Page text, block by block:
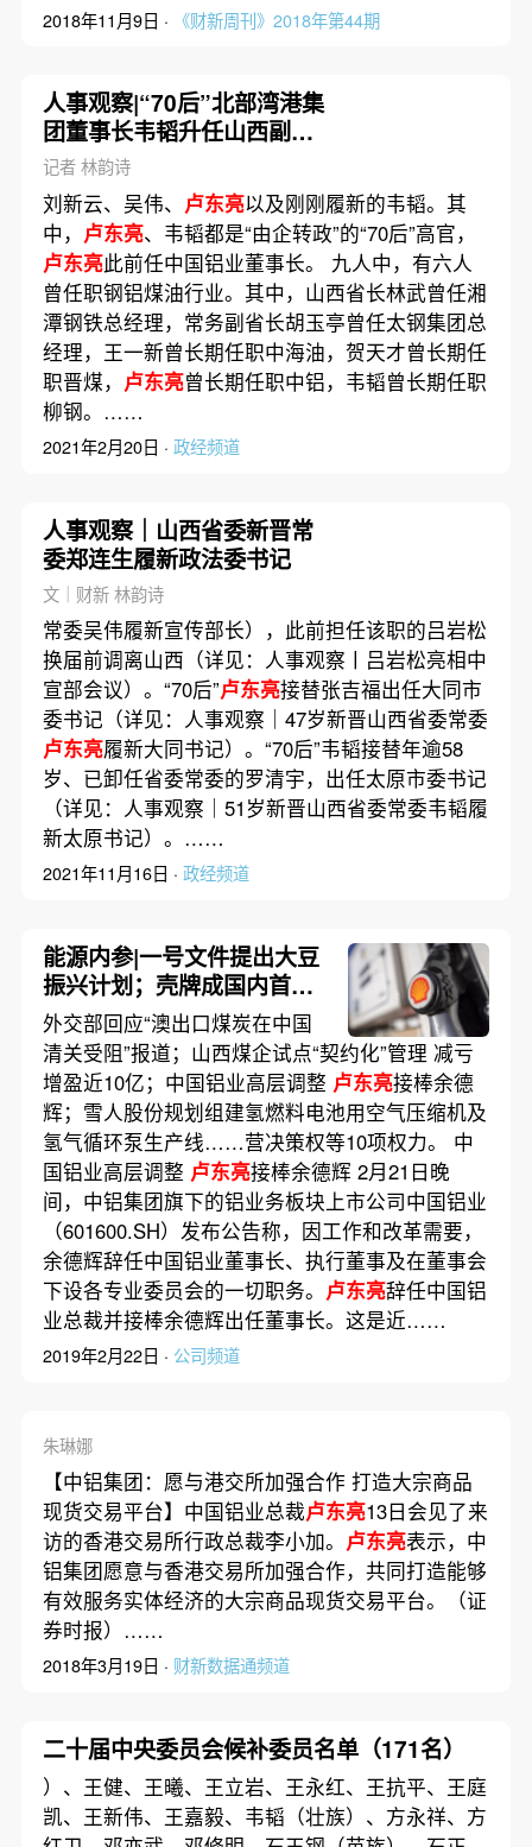
2018年11月9日 · 《财新周刊》2018年第44期
人事观察|“70后”北部湾港集
团董事长韦韬升任山西副省
长
记者 林韵诗
刘新云、吴伟、 卢东亮以及刚刚履新的韦韬。其
中， 卢东亮、韦韬都是“由企转政”的“70后”高官，
卢东亮此前任中国铝业董事长。 九人中，有六人
曾任职钢铝煤油行业。其中，山西省长林武曾任湘
潭钢铁总经理，常务副省长胡玉亭曾任太钢集团总
经理，王一新曾长期任职中海油，贺天才曾长期任
职晋煤， 卢东亮曾长期任职中铝，韦韬曾长期任职
柳钢。……
2021年2月20日 · 政经频道
人事观察｜山西省委新晋常
委郑连生履新政法委书记
文｜财新 林韵诗
常委吴伟履新宣传部长），此前担任该职的吕岩松
换届前调离山西（详见：人事观察丨吕岩松亮相中
宣部会议）。“70后”卢东亮接替张吉福出任大同市
委书记（详见：人事观察｜47岁新晋山西省委常委
卢东亮履新大同书记）。“70后”韦韬接替年逾58
岁、已卸任省委常委的罗清宇，出任太原市委书记
（详见：人事观察｜51岁新晋山西省委常委韦韬履
新太原书记）。……
2021年11月16日 · 政经频道
能源内参|一号文件提出大豆
振兴计划；壳牌成国内首家
具成品油批发资质外商独资
企业
外交部回应“澳出口煤炭在中国
清关受阻”报道；山西煤企试点“契约化”管理 减亏
增盈近10亿；中国铝业高层调整 卢东亮接棒余德
辉；雪人股份规划组建氢燃料电池用空气压缩机及
氢气循环泵生产线……营决策权等10项权力。 中
国铝业高层调整 卢东亮接棒余德辉 2月21日晚
间，中铝集团旗下的铝业务板块上市公司中国铝业
（601600.SH）发布公告称，因工作和改革需要，
余德辉辞任中国铝业董事长、执行董事及在董事会
下设各专业委员会的一切职务。 卢东亮辞任中国铝
业总裁并接棒余德辉出任董事长。这是近……
2019年2月22日 · 公司频道
朱琳娜
【中铝集团：愿与港交所加强合作 打造大宗商品
现货交易平台】中国铝业总裁卢东亮13日会见了来
访的香港交易所行政总裁李小加。 卢东亮表示，中
铝集团愿意与香港交易所加强合作，共同打造能够
有效服务实体经济的大宗商品现货交易平台。（证
券时报）……
2018年3月19日 · 财新数据通频道
二十届中央委员会候补委员名单（171名）
）、王健、王曦、王立岩、王永红、王抗平、王庭
凯、王新伟、王嘉毅、韦韬（壮族）、方永祥、方